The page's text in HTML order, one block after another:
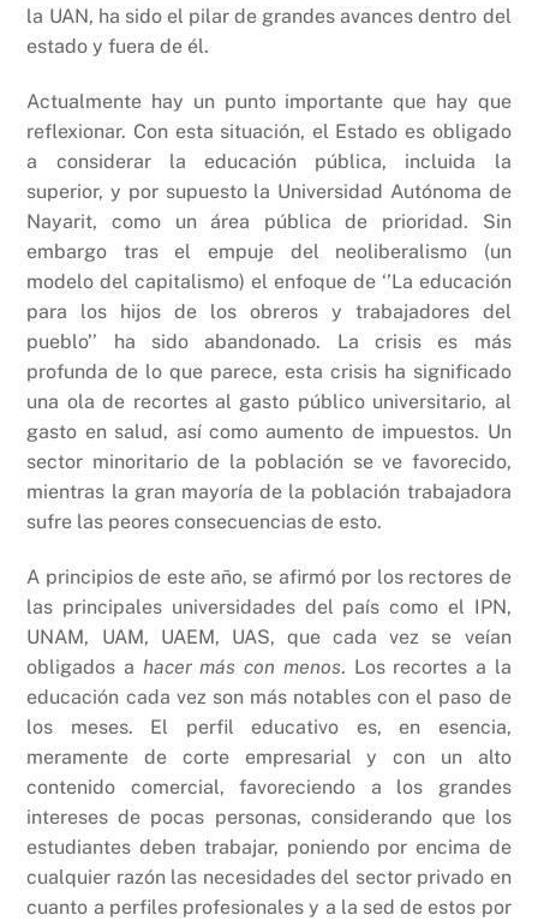
la UAN, ha sido el pilar de grandes avances dentro del
estado y fuera de él.
Actualmente hay un punto importante que hay que
reflexionar. Con esta situación, el Estado es obligado
a considerar la educación pública, incluida la
superior, y por supuesto la Universidad Autónoma de
Nayarit, como un área pública de prioridad. Sin
embargo tras el empuje del neoliberalismo (un
modelo del capitalismo) el enfoque de ‘’La educación
para los hijos de los obreros y trabajadores del
pueblo’’ ha sido abandonado. La crisis es más
profunda de lo que parece, esta crisis ha significado
una ola de recortes al gasto público universitario, al
gasto en salud, así como aumento de impuestos. Un
sector minoritario de la población se ve favorecido,
mientras la gran mayoría de la población trabajadora
sufre las peores consecuencias de esto.
A principios de este año, se afirmó por los rectores de
las principales universidades del país como el IPN,
UNAM, UAM, UAEM, UAS, que cada vez se veían
obligados a hacer más con menos. Los recortes a la
educación cada vez son más notables con el paso de
los meses. El perfil educativo es, en esencia,
meramente de corte empresarial y con un alto
contenido comercial, favoreciendo a los grandes
intereses de pocas personas, considerando que los
estudiantes deben trabajar, poniendo por encima de
cualquier razón las necesidades del sector privado en
cuanto a perfiles profesionales y a la sed de estos por